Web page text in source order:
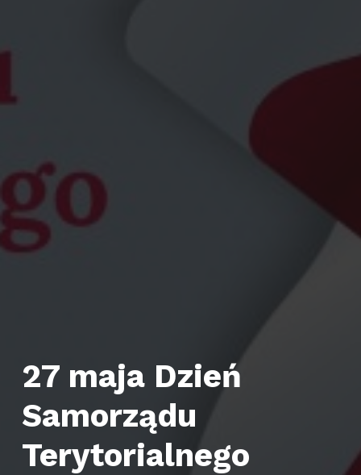
27 maja Dzień
Samorządu
Terytorialnego